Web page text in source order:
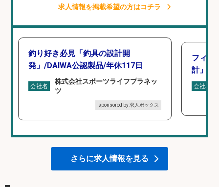
求人情報を掲載希望の方はコチラ
釣り好き必見「釣具の設計開
発」/DAIWA公認製品/年休117日
会社名
株式会社スポーツライフプラネッ
ツ
sponsored by 求人ボックス
フィッ
計」
会社名
さらに求人情報を見る